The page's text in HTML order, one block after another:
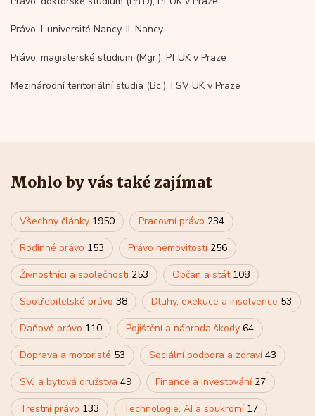
Právo, L’université Nancy-II, Nancy
Právo, magisterské studium (Mgr.), Pf UK v Praze
Mezinárodní teritoriální studia (Bc.), FSV UK v Praze
Mohlo by vás také zajímat
Všechny články 1950 Pracovní právo 234
Rodinné právo 153 Právo nemovitostí 256
Živnostníci a společnosti 253 Občan a stát 108
Spotřebitelské právo 38 Dluhy, exekuce a insolvence 53
Daňové právo 110 Pojištění a náhrada škody 64
Doprava a motoristé 53 Sociální podpora a zdraví43
SVJ a bytová družstva 49 Finance a investování 27
Trestní právo 133 Technologie, AI a soukromí 17